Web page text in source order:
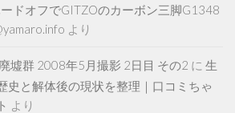
ドオフでGITZOのカーボン三脚G1348
より
墟群 2008年5月撮影 2日目 その2 に 生
史と解体後の現状を整理｜口コミちゃ
より